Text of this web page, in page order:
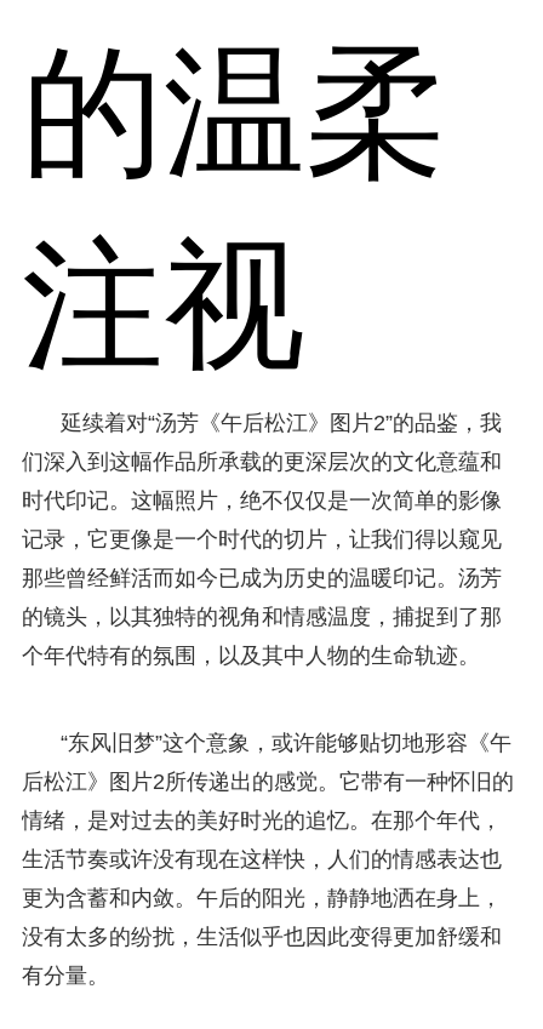
的温柔
注视
延续着对“汤芳《午后松江》图片2”的品鉴，我
们深入到这幅作品所承载的更深层次的文化意蕴和
时代印记。这幅照片，绝不仅仅是一次简单的影像
记录，它更像是一个时代的切片，让我们得以窥见
那些曾经鲜活而如今已成为历史的温暖印记。汤芳
的镜头，以其独特的视角和情感温度，捕捉到了那
个年代特有的氛围，以及其中人物的生命轨迹。
“东风旧梦”这个意象，或许能够贴切地形容《午
后松江》图片2所传递出的感觉。它带有一种怀旧的
情绪，是对过去的美好时光的追忆。在那个年代，
生活节奏或许没有现在这样快，人们的情感表达也
更为含蓄和内敛。午后的阳光，静静地洒在身上，
没有太多的纷扰，生活似乎也因此变得更加舒缓和
有分量。